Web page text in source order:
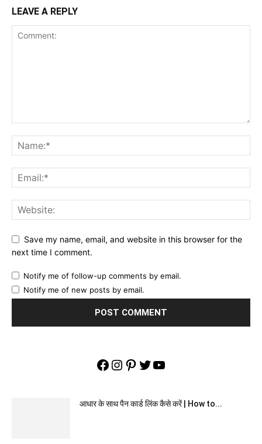
LEAVE A REPLY
Save my name, email, and website in this browser for the
next time I comment.
Notify me of follow-up comments by email.
Notify me of new posts by email.
Facebook
Instagram
Pinterest
Twitter
YouTube
आधार के साथ पैन कार्ड लिंक कैसे करें | How to...